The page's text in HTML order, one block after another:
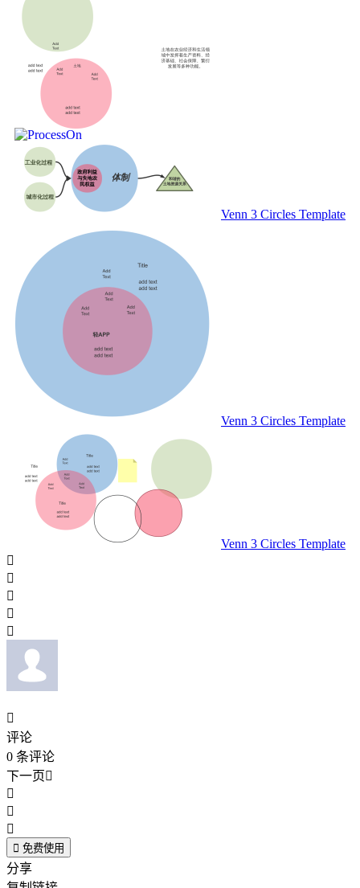
Venn 3 Circles Template
Venn 3 Circles Template
Venn 3 Circles Template






评论
0 条评论
下一页



 免费使用
分享